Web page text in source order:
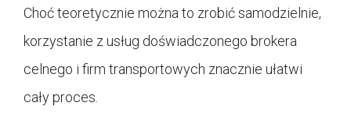
Choć teoretycznie można to zrobić samodzielnie,
korzystanie z usług doświadczonego brokera
celnego i firm transportowych znacznie ułatwi
cały proces.